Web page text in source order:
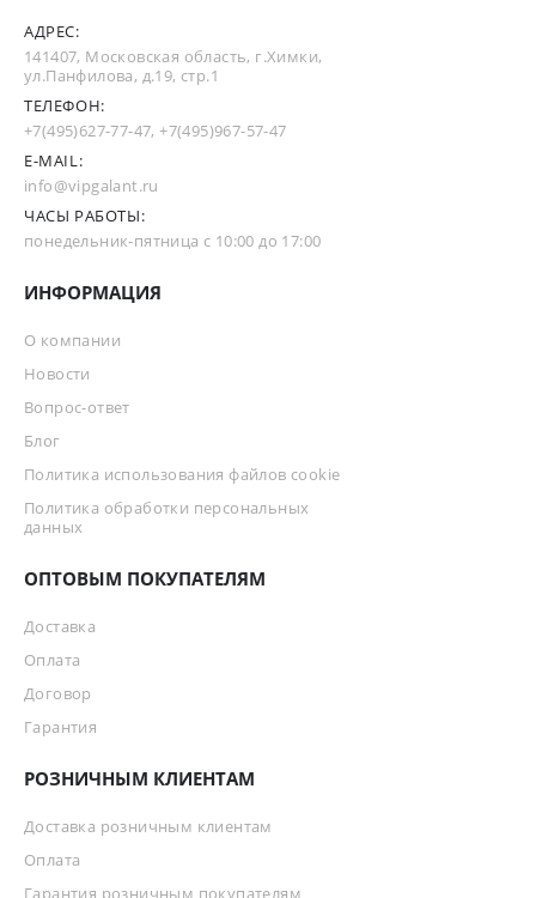
АДРЕС:
141407, Московская область, г.Химки,
ул.Панфилова, д.19, стр.1
ТЕЛЕФОН:
+7(495)627-77-47,+7(495)967-57-47
E-MAIL:
info@vipgalant.ru
ЧАСЫ РАБОТЫ:
понедельник-пятница с 10:00 до 17:00
ИНФОРМАЦИЯ
О компании
Новости
Вопрос-ответ
Блог
Политика использования файлов cookie
Политика обработки персональных
данных
ОПТОВЫМ ПОКУПАТЕЛЯМ
Доставка
Оплата
Договор
Гарантия
РОЗНИЧНЫМ КЛИЕНТАМ
Доставка розничным клиентам
Оплата
Гарантия розничным покупателям